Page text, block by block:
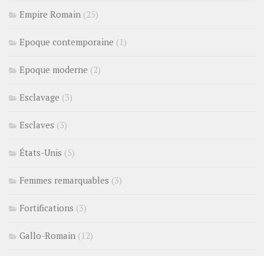
Empire Romain (25)
Epoque contemporaine (1)
Epoque moderne (2)
Esclavage (3)
Esclaves (3)
États-Unis (5)
Femmes remarquables (3)
Fortifications (3)
Gallo-Romain (12)